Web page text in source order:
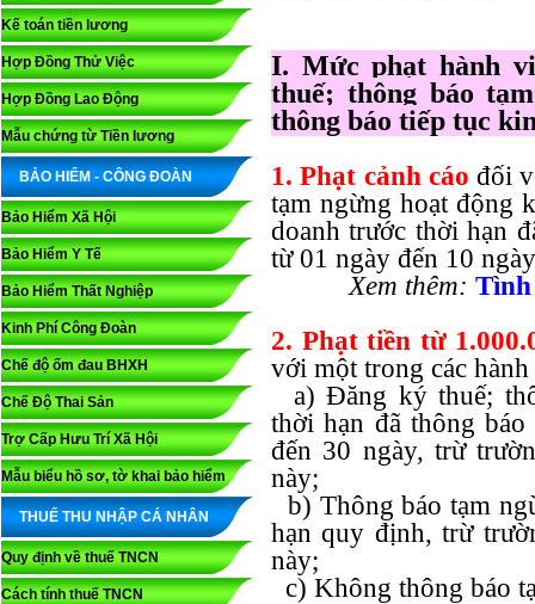
Kế toán tiền lương
Hợp Đồng Thử Việc
Hợp Đồng Lao Động
Mẫu chứng từ Tiền lương
BẢO HIỂM - CÔNG ĐOÀN
Bảo Hiểm Xã Hội
Bảo Hiểm Y Tế
Bảo Hiểm Thất Nghiệp
Kinh Phí Công Đoàn
Chế độ ốm đau BHXH
Chế Độ Thai Sản
Trợ Cấp Hưu Trí Xã Hội
Mẫu biểu hồ sơ, tờ khai bảo hiểm
THUẾ THU NHẬP CÁ NHÂN
Quy định về thuế TNCN
Cách tính thuế TNCN
I. Mức phạt hành
thuế; thông báo
thông báo tiếp tục
1. Phạt cảnh cáo đối
tạm ngừng hoạt động
doanh trước thời hạn
từ 01 ngày đến 10
Xem thêm: Tình
2. Phạt tiền từ
với một trong các
a) Đăng ký thuế;
thời hạn đã thông
đến 30 ngày, trừ
này;
b) Thông báo tạm
hạn quy định, trừ
này;
c) Không thông báo